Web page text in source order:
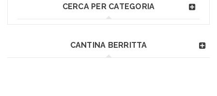
CERCA PER CATEGORIA
CANTINA BERRITTA